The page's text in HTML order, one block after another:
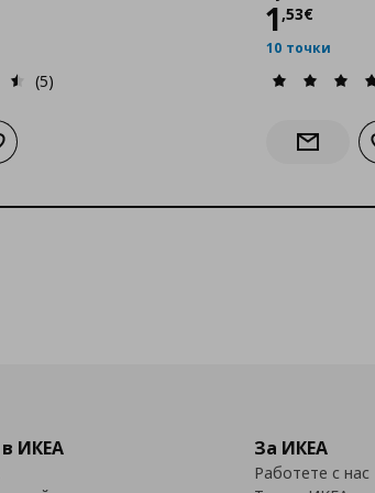
(5)
ме за наличност
към списъка с любими
1,53€
Цена
10 точки
ИКЕА За ИКЕА
Работете с нас